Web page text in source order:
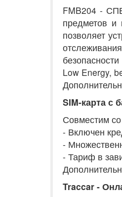
FMB204 -
предметов и
позволяет
Low Energy,
SIM-карта с
Совместим
- Включен
-
- Тариф в
Traccar -